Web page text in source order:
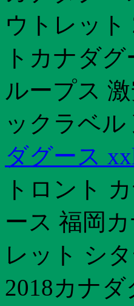
ウトレット
トカナダ
ループス
ックラベ
ダグース
トロント
ース 福岡
レット シ
2018カナ